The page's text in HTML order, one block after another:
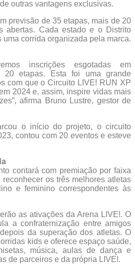
outras vantagens exclusivas.
previsão de 35 etapas, mais de 20
abertas. Cada estado e o Distrito
uma corrida organizada pela marca.
inscrições esgotadas em
20 etapas. Esta foi uma grande
com que o Circuito LIVE! RUN XP
2024 e, assim, inspire vidas mais
afirma Bruno Lustre, gestor de
o início do projeto, o circuito
contou com 20 eventos e esteve
contará com premiação por faixa
os três melhores atletas
e feminino correspondentes às
as ativações da Arena LIVE!. O
a confraternização entre amigos
da superação dos atletas. O
kids e oferece espaço saúde,
música, aulas de dança e
de parceiros e da própria LIVE!.